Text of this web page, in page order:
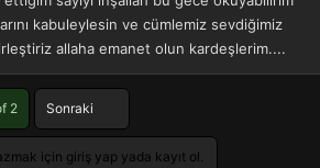
kabuleylesin ve cümlemiz sevdiğimiz
allaha emanet olun kardeşlerim....
2 Sonraki
için giriş yap yada kayıt ol.